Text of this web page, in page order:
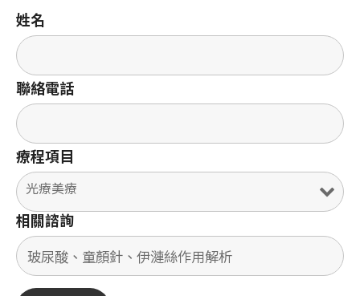
姓名
聯絡電話
療程項目
相關諮詢